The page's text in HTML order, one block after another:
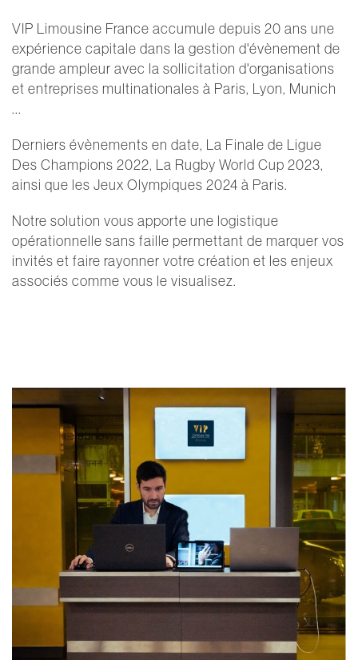
VIP Limousine France accumule depuis 20 ans une
expérience capitale dans la gestion d'évènement de
grande ampleur avec la sollicitation d'organisations
et entreprises multinationales à Paris, Lyon, Munich
...
Derniers évènements en date, La Finale de Ligue
Des Champions 2022, La Rugby World Cup 2023,
ainsi que les Jeux Olympiques 2024 à Paris.
Notre solution vous apporte une logistique
opérationnelle sans faille permettant de marquer vos
invités et faire rayonner votre création et les enjeux
associés comme vous le visualisez.